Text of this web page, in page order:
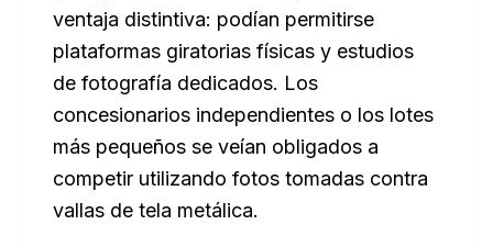
ventaja distintiva: podían permitirse
plataformas giratorias físicas y estudios
de fotografía dedicados. Los
concesionarios independientes o los lotes
más pequeños se veían obligados a
competir utilizando fotos tomadas contra
vallas de tela metálica.